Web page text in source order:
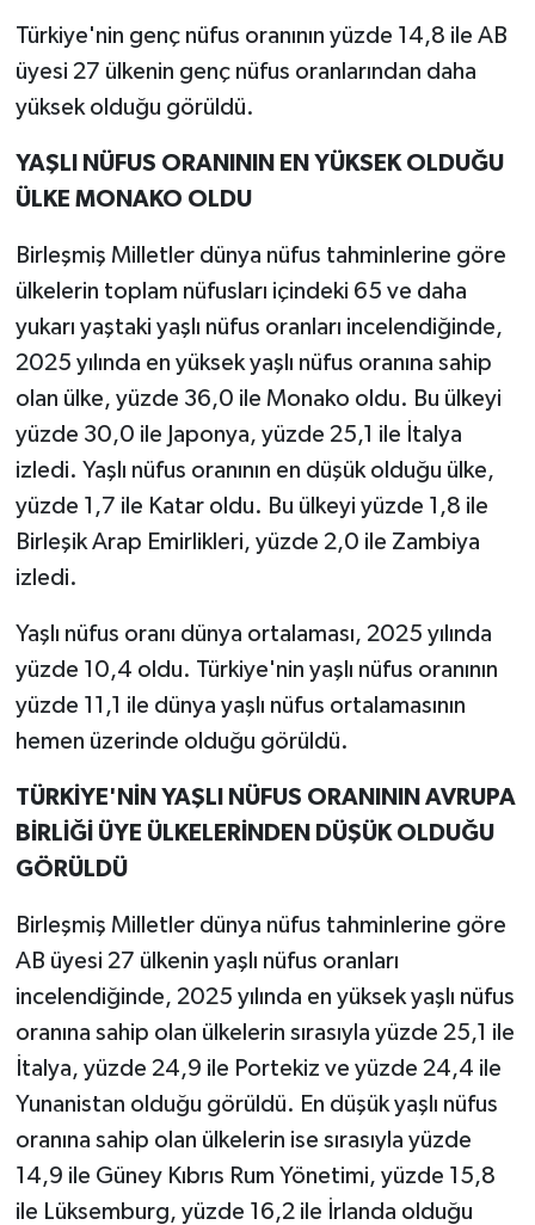
Türkiye'nin genç nüfus oranının yüzde 14,8 ile AB
üyesi 27 ülkenin genç nüfus oranlarından daha
yüksek olduğu görüldü.
YAŞLI NÜFUS ORANININ EN YÜKSEK OLDUĞU
ÜLKE MONAKO OLDU
Birleşmiş Milletler dünya nüfus tahminlerine göre
ülkelerin toplam nüfusları içindeki 65 ve daha
yukarı yaştaki yaşlı nüfus oranları incelendiğinde,
2025 yılında en yüksek yaşlı nüfus oranına sahip
olan ülke, yüzde 36,0 ile Monako oldu. Bu ülkeyi
yüzde 30,0 ile Japonya, yüzde 25,1 ile İtalya
izledi. Yaşlı nüfus oranının en düşük olduğu ülke,
yüzde 1,7 ile Katar oldu. Bu ülkeyi yüzde 1,8 ile
Birleşik Arap Emirlikleri, yüzde 2,0 ile Zambiya
izledi.
Yaşlı nüfus oranı dünya ortalaması, 2025 yılında
yüzde 10,4 oldu. Türkiye'nin yaşlı nüfus oranının
yüzde 11,1 ile dünya yaşlı nüfus ortalamasının
hemen üzerinde olduğu görüldü.
TÜRKİYE'NİN YAŞLI NÜFUS ORANININ AVRUPA
BİRLİĞİ ÜYE ÜLKELERİNDEN DÜŞÜK OLDUĞU
GÖRÜLDÜ
Birleşmiş Milletler dünya nüfus tahminlerine göre
AB üyesi 27 ülkenin yaşlı nüfus oranları
incelendiğinde, 2025 yılında en yüksek yaşlı nüfus
oranına sahip olan ülkelerin sırasıyla yüzde 25,1 ile
İtalya, yüzde 24,9 ile Portekiz ve yüzde 24,4 ile
Yunanistan olduğu görüldü. En düşük yaşlı nüfus
oranına sahip olan ülkelerin ise sırasıyla yüzde
14,9 ile Güney Kıbrıs Rum Yönetimi, yüzde 15,8
ile Lüksemburg, yüzde 16,2 ile İrlanda olduğu